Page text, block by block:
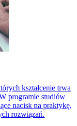
kształcenie trwa
programie studiów
nacisk na praktykę,
rozwiązań.